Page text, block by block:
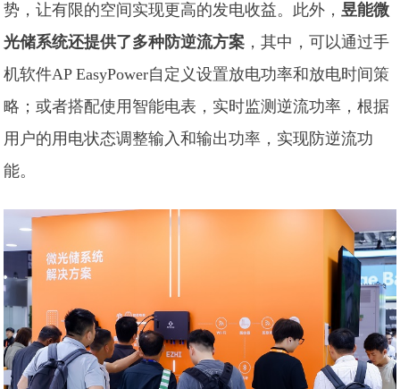
势，让有限的空间实现更高的发电收益。此外，昱能微
光储系统还提供了多种防逆流方案 ，其中，可以通过手
机软件AP EasyPower自定义设置放电功率和放电时间策
略；或者搭配使用智能电表，实时监测逆流功率，根据
用户的用电状态调整输入和输出功率，实现防逆流功
能。